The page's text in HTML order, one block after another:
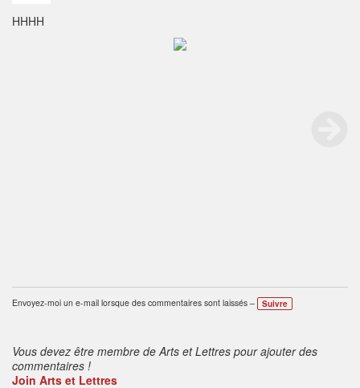
HHHH
Envoyez-moi un e-mail lorsque des commentaires sont laissés – Suivre
Vous devez être membre de Arts et Lettres pour ajouter des
commentaires !
Join Arts et Lettres